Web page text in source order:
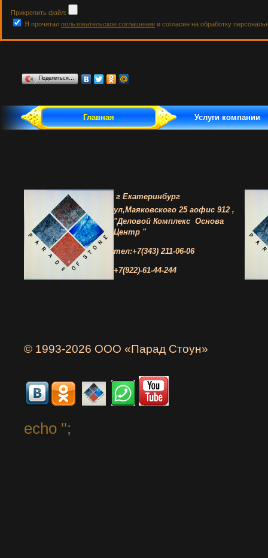
Прикрепить файл:
Я прочитал пользовательское соглашение и согласен на обработку
Поделиться…
Главная Услуги компании
г Екатеринбург
ул,Маяковского 25 аофис 912 ,
"Деловой Комплекс Основа
Центр "
тел:+7(343) 211-06-06
+7(922)-61-44-244
© 1993-2026 ООО «Парад Стоун»
echo '';